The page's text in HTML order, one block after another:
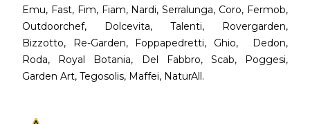
Emu, Fast, Fim, Fiam, Nardi, Serralunga, Coro, Fermob,
Outdoorchef, Dolcevita, Talenti, Rovergarden,
Bizzotto, Re-Garden, Foppapedretti, Ghio, Dedon,
Roda, Royal Botania, Del Fabbro, Scab, Poggesi,
Garden Art, Tegosolis, Maffei, NaturAll.